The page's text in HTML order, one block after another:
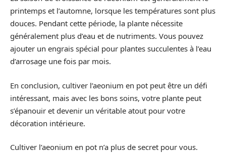
printemps et l’automne, lorsque les températures sont plus
douces. Pendant cette période, la plante nécessite
généralement plus d’eau et de nutriments. Vous pouvez
ajouter un engrais spécial pour plantes succulentes à l’eau
d’arrosage une fois par mois.
En conclusion, cultiver l’aeonium en pot peut être un défi
intéressant, mais avec les bons soins, votre plante peut
s’épanouir et devenir un véritable atout pour votre
décoration intérieure.
Cultiver l’aeonium en pot n’a plus de secret pour vous.